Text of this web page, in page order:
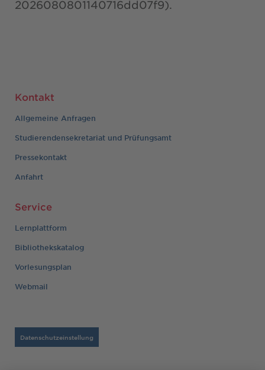
2026080801140716dd07f9).
Kontakt
Allgemeine Anfragen
Studierendensekretariat und Prüfungsamt
Pressekontakt
Anfahrt
Service
Lernplattform
Bibliothekskatalog
Vorlesungsplan
Webmail
Datenschutzeinstellung